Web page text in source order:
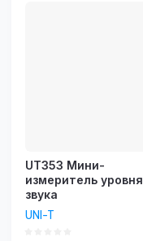
UT353 Мини-
измеритель уровня
звука
UNI-T